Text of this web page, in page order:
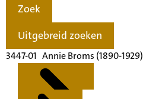
Zoek
Uitgebreid zoeken
3447-01 Annie Broms (1890-1929)